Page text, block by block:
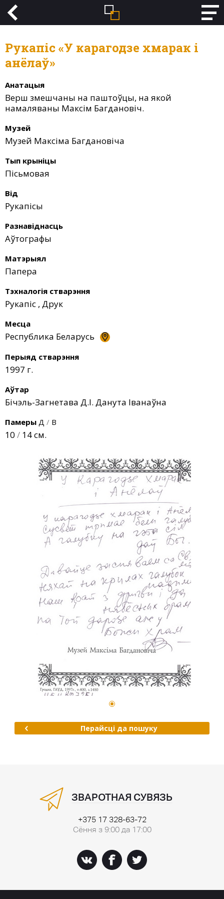
Рукапіс «У карагодзе хмарак і
анёлаў»
Анатацыя
Верш змешчаны на паштоўцы, на якой
намаляваны Максім Багдановіч.
Музей
Музей Максіма Багдановіча
Тып крыніцы
Пісьмовая
Від
Рукапісы
Разнавіднасць
Аўтографы
Матэрыял
Папера
Тэхналогія стварэння
Рукапіс , Друк
Месца
Республика Беларусь
Перыяд стварэння
1997 г.
Аўтар
Бічэль-Загнетава Д.І. Данута Іванаўна
Памеры Д / В
10 / 14 см.
Перайсці да пошуку
ЗВАРОТНАЯ СУВЯЗЬ
+375 17 328-63-72
Сёння з 9:00 да 17:00